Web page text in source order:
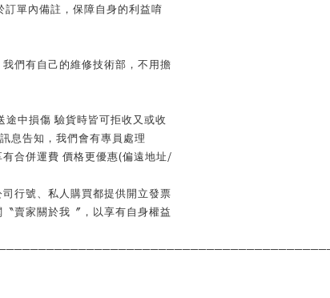
訂單內備註，保障自身的利益唷
們有自己的維修技術部，不用擔
途中損傷 驗貨時皆可拒收又或收
息告知，我們會有專員處理
合併運費 價格更優惠(偏遠地址 /
行號、私人購買都提供開立發票
賣家關於我〞，以享有自身權益